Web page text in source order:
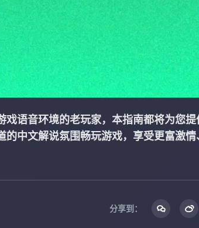
语音环境的老玩家，本指南都将为您提
中文解说氛围畅玩游戏，享受更富激情
分享到：